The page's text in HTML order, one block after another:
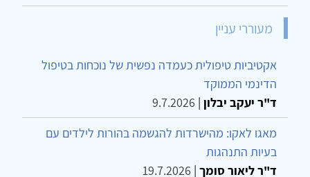
מעוררי עניין
אקטיביות טיפולית כעמדה נפשית של נוכחות בטיפול
הדינמי הממוקד
ד"ר יעקב יבלון |
9.7.2026
מאגו לאקו: מהישרדות להגשמה בהורות לילדים עם
בעיות התנהגות
ד"ר ליאור סומך |
19.7.2026